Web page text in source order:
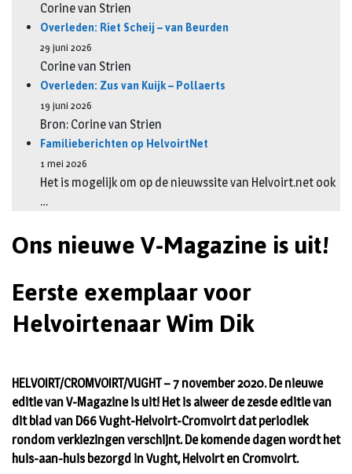
Corine van Strien
Overleden: Riet Scheij – van Beurden
29 juni 2026
Corine van Strien
Overleden: Zus van Kuijk – Pollaerts
19 juni 2026
Bron: Corine van Strien
Familieberichten op HelvoirtNet
1 mei 2026
Het is mogelijk om op de nieuwssite van Helvoirt.net ook
…
Ons nieuwe V-Magazine is uit!
Eerste exemplaar voor
Helvoirtenaar Wim Dik
HELVOIRT/CROMVOIRT/VUGHT – 7 november 2020. De nieuwe
editie van V-Magazine is uit! Het is alweer de zesde editie van
dit blad van D66 Vught-Helvoirt-Cromvoirt dat periodiek
rondom verkiezingen verschijnt. De komende dagen wordt het
huis-aan-huis bezorgd in Vught, Helvoirt en Cromvoirt.